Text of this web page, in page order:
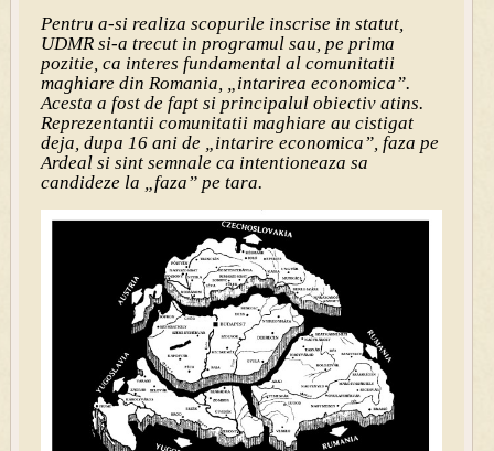
Pentru a-si realiza scopurile inscrise in statut,
UDMR si-a trecut in programul sau, pe prima
pozitie, ca interes fundamental al comunitatii
maghiare din Romania, „intarirea economica”.
Acesta a fost de fapt si principalul obiectiv atins.
Reprezentantii comunitatii maghiare au cistigat
deja, dupa 16 ani de „intarire economica”, faza pe
Ardeal si sint semnale ca intentioneaza sa
candideze la „faza” pe tara.